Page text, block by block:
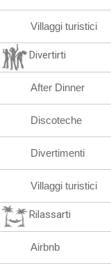
Villaggi turistici
Divertirti
After Dinner
Discoteche
Divertimenti
Villaggi turistici
Rilassarti
Airbnb